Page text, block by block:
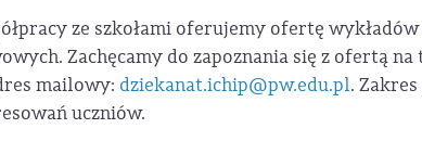
ze szkołami oferujemy ofertę
Zachęcamy do zapoznania się z ofertą na
mailowy: dziekanat.ichip@pw.edu.pl.
uczniów.